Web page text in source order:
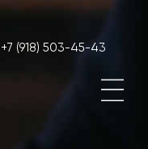
+7 (918) 503-45-43